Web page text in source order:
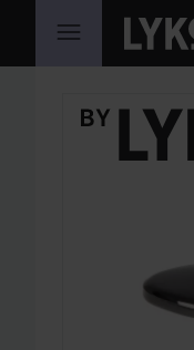
HOPPA TILL
HOPPA